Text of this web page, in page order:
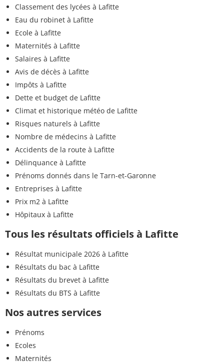
Classement des lycées à Lafitte
Eau du robinet à Lafitte
Ecole à Lafitte
Maternités à Lafitte
Salaires à Lafitte
Avis de décès à Lafitte
Impôts à Lafitte
Dette et budget de Lafitte
Climat et historique météo de Lafitte
Risques naturels à Lafitte
Nombre de médecins à Lafitte
Accidents de la route à Lafitte
Délinquance à Lafitte
Prénoms donnés dans le Tarn-et-Garonne
Entreprises à Lafitte
Prix m2 à Lafitte
Hôpitaux à Lafitte
Tous les résultats officiels à Lafitte
Résultat municipale 2026 à Lafitte
Résultats du bac à Lafitte
Résultats du brevet à Lafitte
Résultats du BTS à Lafitte
Nos autres services
Prénoms
Ecoles
Maternités